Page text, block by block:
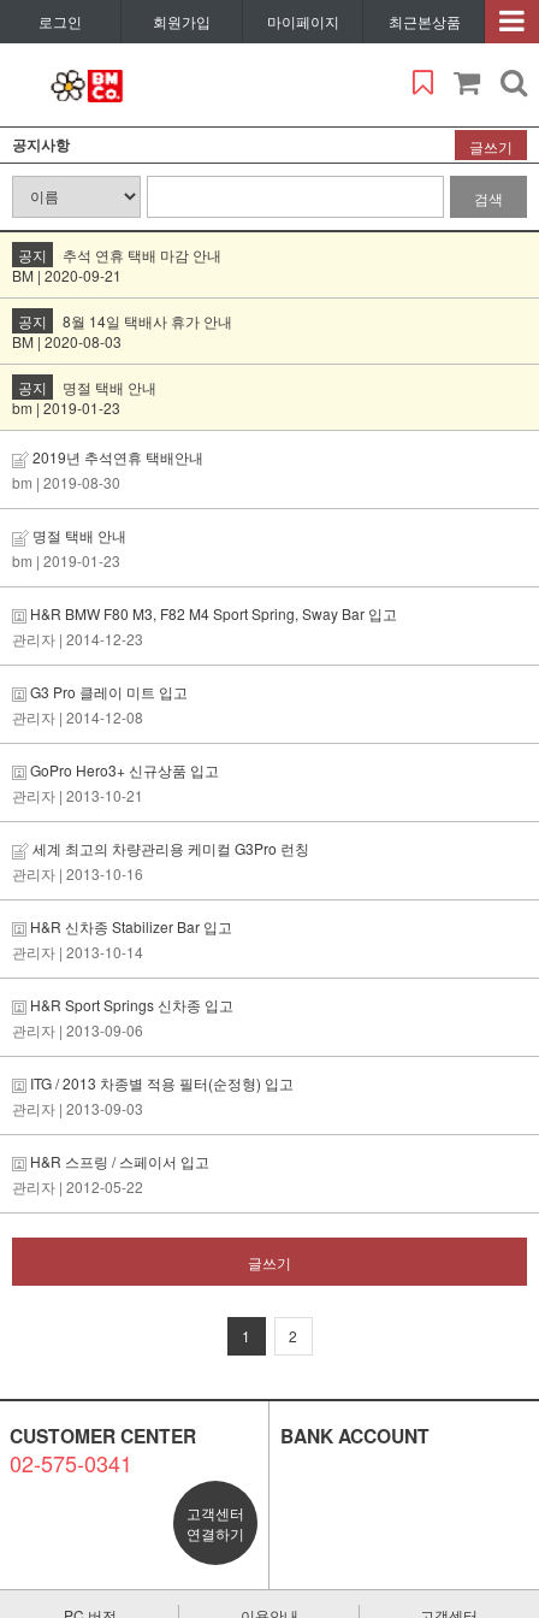
로그인 회원가입 마이페이지 최근본상품
공지사항 글쓰기
검색
공지
추석 연휴 택배 마감 안내
BM | 2020-09-21
공지
8월 14일 택배사 휴가 안내
BM | 2020-08-03
공지
명절 택배 안내
bm | 2019-01-23
2019년 추석연휴 택배안내
bm | 2019-08-30
명절 택배 안내
bm | 2019-01-23
H&R BMW F80 M3, F82 M4 Sport Spring, Sway Bar 입고
관리자 | 2014-12-23
G3 Pro 클레이 미트 입고
관리자 | 2014-12-08
GoPro Hero3+ 신규상품 입고
관리자 | 2013-10-21
세계 최고의 차량관리용 케미컬 G3Pro 런칭
관리자 | 2013-10-16
H&R 신차종 Stabilizer Bar 입고
관리자 | 2013-10-14
H&R Sport Springs 신차종 입고
관리자 | 2013-09-06
ITG / 2013 차종별 적용 필터(순정형) 입고
관리자 | 2013-09-03
H&R 스프링 / 스페이서 입고
관리자 | 2012-05-22
글쓰기
1 2
CUSTOMER CENTER
02-575-0341
고객센터
연결하기
BANK ACCOUNT